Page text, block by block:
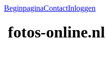
BeginpaginaContactInloggen
fotos-online.nl